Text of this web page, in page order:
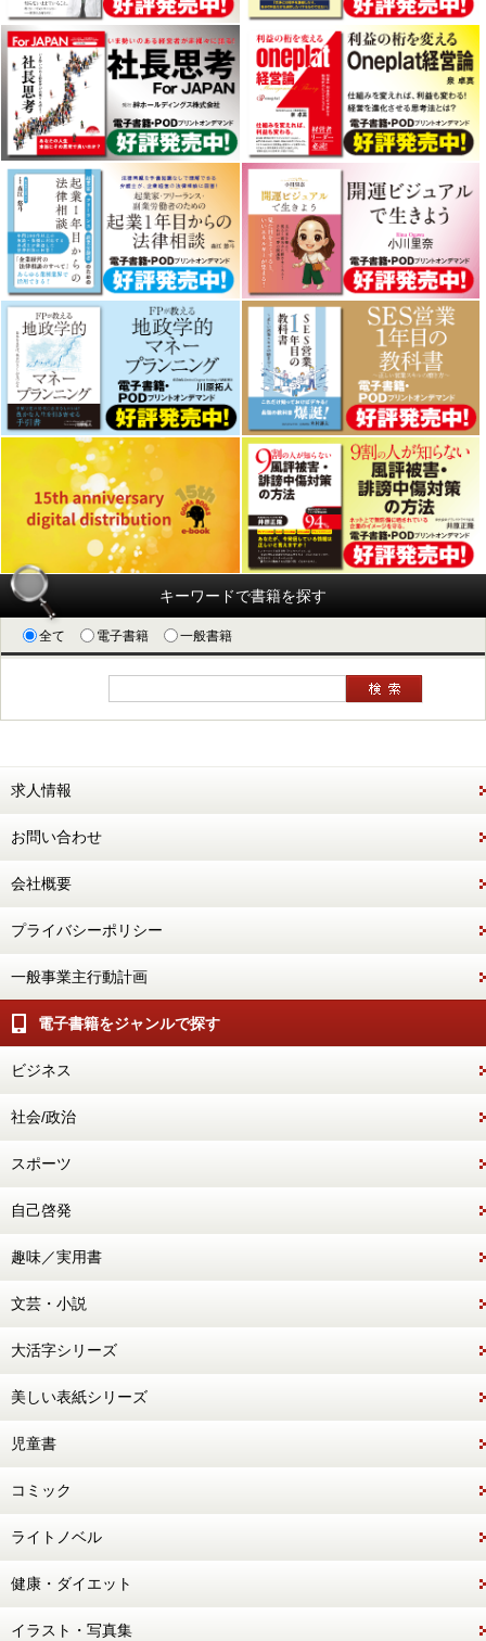
キーワードで書籍を探す
全て 電子書籍 一般書籍
求人情報
お問い合わせ
会社概要
プライバシーポリシー
一般事業主行動計画
電子書籍をジャンルで探す
ビジネス
社会/政治
スポーツ
自己啓発
趣味／実用書
文芸・小説
大活字シリーズ
美しい表紙シリーズ
児童書
コミック
ライトノベル
健康・ダイエット
イラスト・写真集